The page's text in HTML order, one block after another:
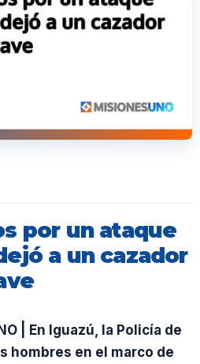
por un ataque
a un cazador
| En Iguazú, la Policía de
hombres en el marco de